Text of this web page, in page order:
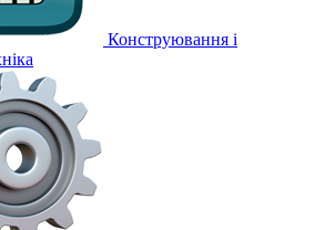
Конструювання і